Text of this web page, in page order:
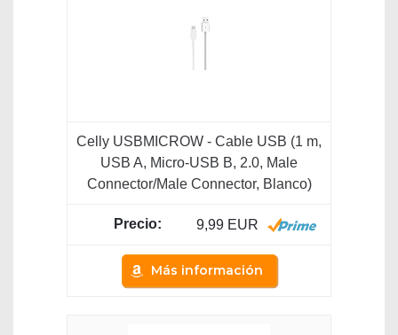
Celly USBMICROW - Cable USB (1 m,
USB A, Micro-USB B, 2.0, Male
Connector/Male Connector, Blanco)
9,99 EUR
Más información